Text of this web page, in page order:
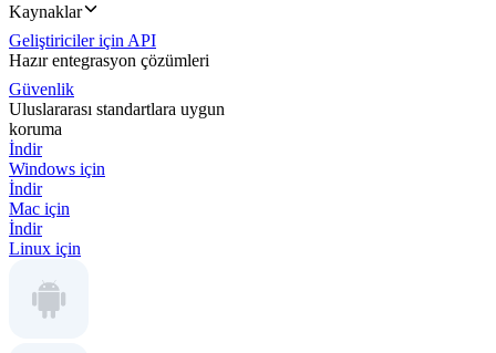
Kaynaklar
Geliştiriciler için API
Hazır entegrasyon çözümleri
Güvenlik
Uluslararası standartlara uygun
koruma
İndir
Windows için
İndir
Mac için
İndir
Linux için